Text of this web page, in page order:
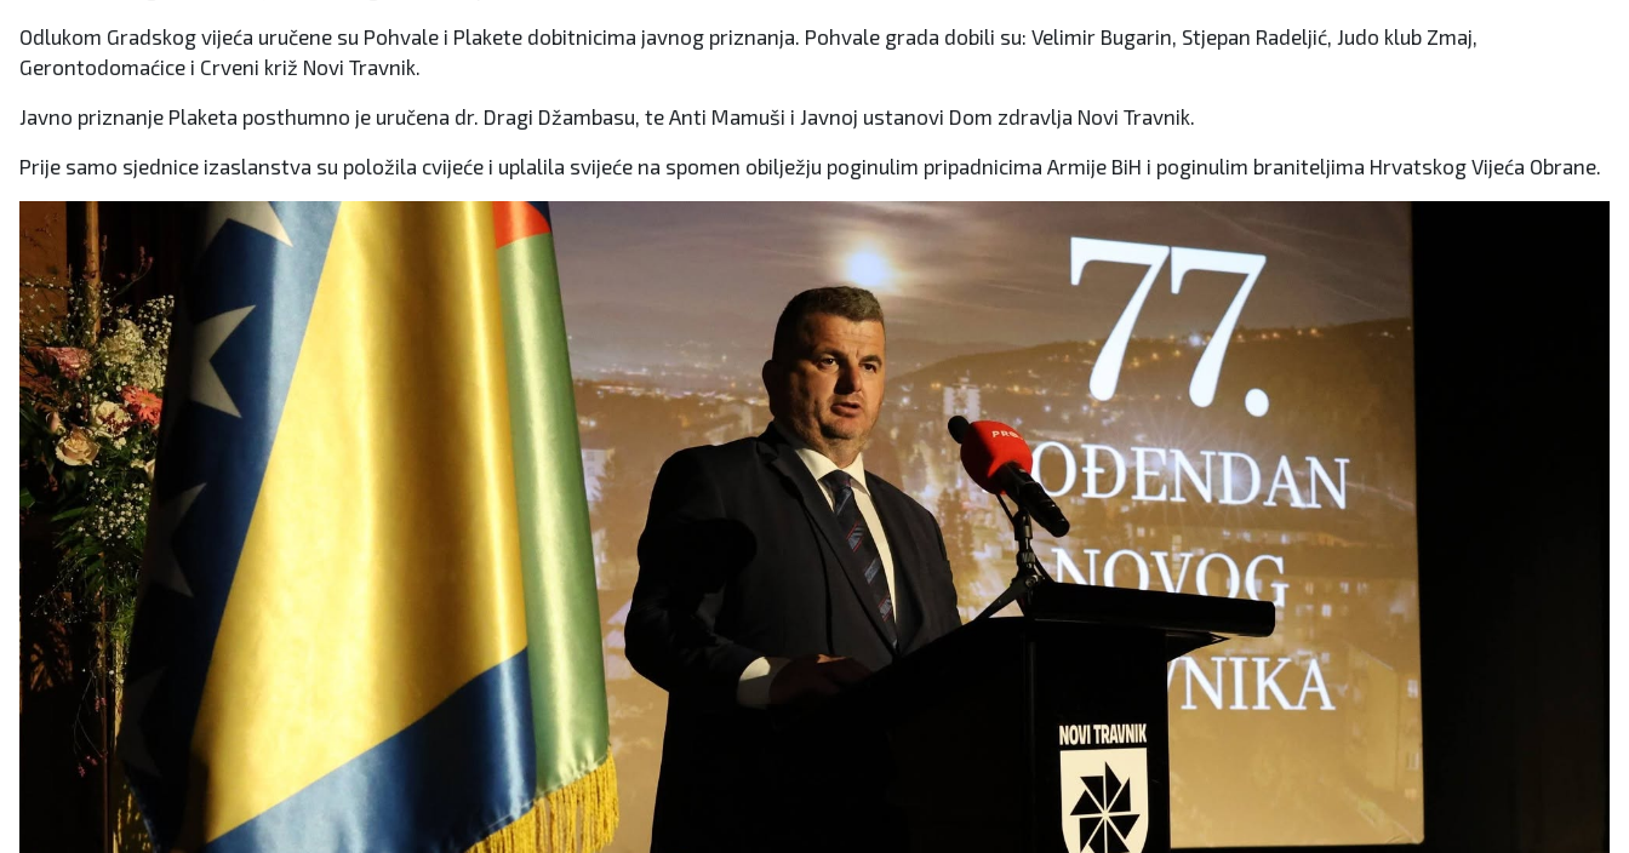
Odlukom Gradskog vijeća uručene su Pohvale i Plakete dobitnicima javnog priznanja. Pohvale grada dobili su: Velimir Bugarin, Stjepan Radeljić, Judo klub Zmaj,
Gerontodomaćice i Crveni križ Novi Travnik.
Javno priznanje Plaketa posthumno je uručena dr. Dragi Džambasu, te Anti Mamuši i Javnoj ustanovi Dom zdravlja Novi Travnik.
Prije samo sjednice izaslanstva su položila cvijeće i uplalila svijeće na spomen obilježju poginulim pripadnicima Armije BiH i poginulim braniteljima Hrvatskog Vijeća Obrane.